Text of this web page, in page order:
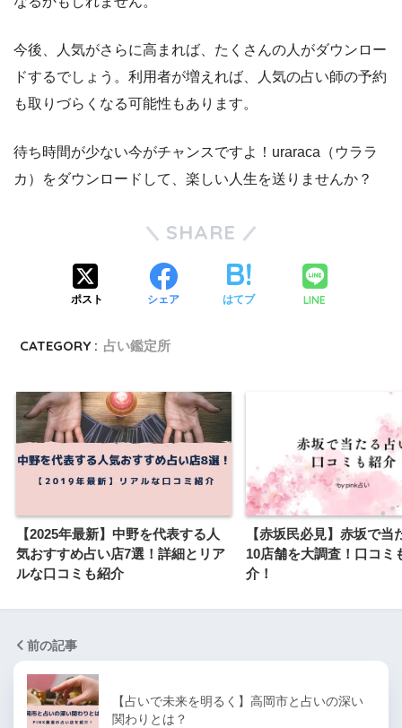
今後、人気がさらに高まれば、たくさんの人がダウンロー
ドするでしょう。利用者が増えれば、人気の占い師の予約
も取りづらくなる可能性もあります。
待ち時間が少ない今がチャンスですよ！uraraca（ウララ
カ）をダウンロードして、楽しい人生を送りませんか？
SHARE
ポスト シェア はてブ LINE
CATEGORY : 占い鑑定所
【2025年最新】中野を代表する人
気おすすめ占い店7選！詳細とリア
ルな口コミも紹介
【赤坂民必見】赤坂で当
10店舗を大調査！口コミ
介！
前の記事
【占いで未来を明るく】高岡市と占いの深い
関わりとは？